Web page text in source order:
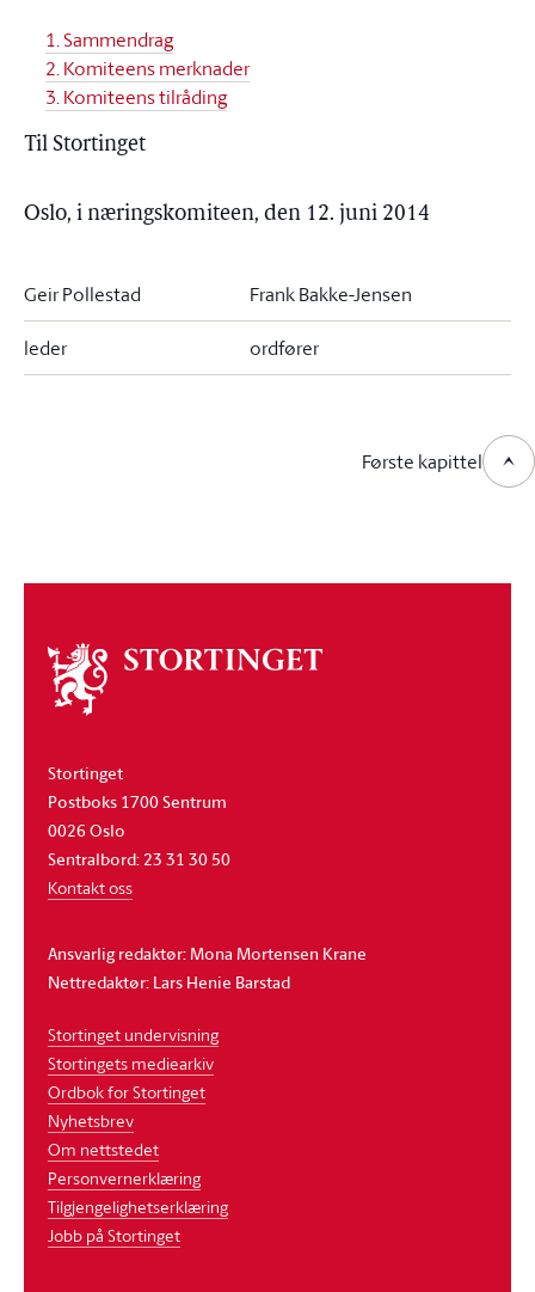
1. Sammendrag
2. Komiteens merknader
3. Komiteens tilråding
Til Stortinget
Oslo, i næringskomiteen, den 12. juni 2014
Geir Pollestad Frank Bakke-Jensen
leder ordfører
Første kapittel
Om
stortinget
Stortinget
Postboks 1700 Sentrum
0026 Oslo
Sentralbord: 23 31 30 50
Kontakt oss
Ansvarlig redaktør: Mona Mortensen Krane
Nettredaktør: Lars Henie Barstad
Stortinget undervisning
Stortingets mediearkiv
Ordbok for Stortinget
Nyhetsbrev
Om nettstedet
Personvernerklæring
Tilgjengelighetserklæring
Jobb på Stortinget